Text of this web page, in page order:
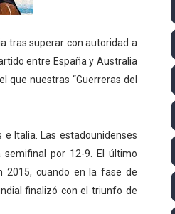
Unidos invencibles, ya
como nuevo TNA
italiana arrasa con 4 oros y 4
su primer título individual en
son bicampeonas de la AUSL
Unidos) - Miquel Travé
superar con autoridad a
entre España y Australia
que nuestras “Guerreras del
Las estadounidenses
por 12-9. El último
2015, cuando en la fase de
finalizó con el triunfo de